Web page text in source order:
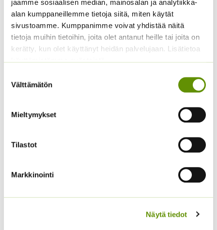
jaamme sosiaalisen median, mainosalan ja analytiikka-
alan kumppaneillemme tietoja siitä, miten käytät
sivustoamme. Kumppanimme voivat yhdistää näitä
tietoja muihin tietoihin, joita olet antanut heille tai joita on
kerätty, kun olet käyttänyt heidän palvelujaan. Lisätietoa
käyttämistämme evästeistä
valinta
Välttämätön
Mieltymykset
Tilastot
Markkinointi
Näytä tiedot
hinta
oli:
4,20 €.
hinta
on:
3,20 €.
arvonlisäveron
3,90€
Kiinanasteri Hulk (50 s)
Sisältää arvonlisäveron